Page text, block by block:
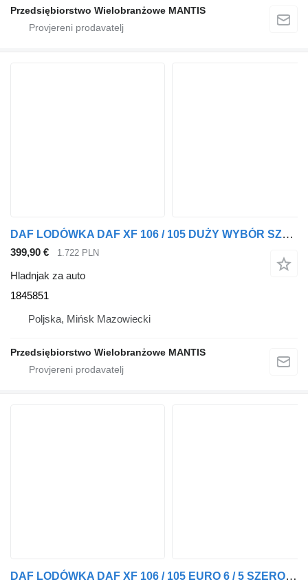
Przedsiębiorstwo Wielobranżowe MANTIS
DAF LODÓWKA DAF XF 106 / 105 DUŻY WYBÓR SZEROKA OFERTA 1845851 hladnjak za auto za tegljača
399,90 € 1.722 PLN
Hladnjak za auto
1845851
Poljska, Mińsk Mazowiecki
Przedsiębiorstwo Wielobranżowe MANTIS
DAF LODÓWKA DAF XF 106 / 105 EURO 6 / 5 SZEROKA OFERTA 1845851 hladnjak za auto za tegljača